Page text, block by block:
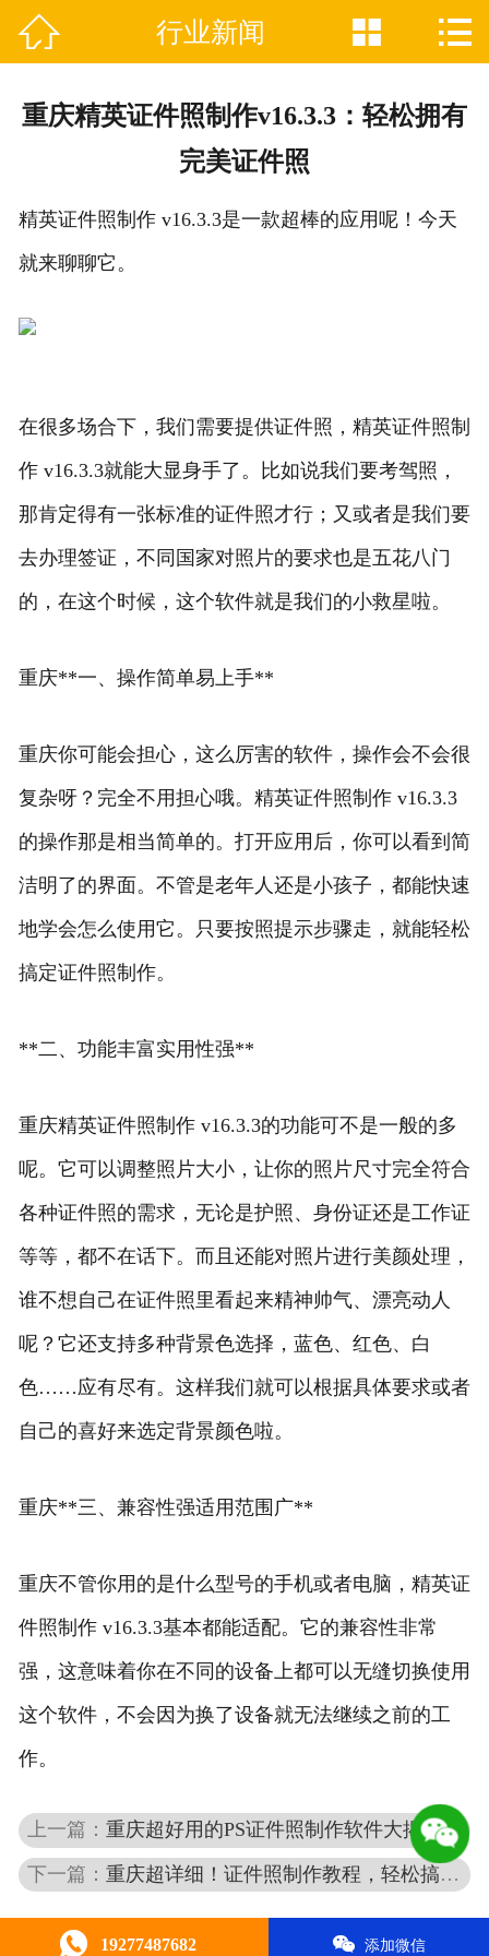
网站首页
 行业新闻  
重庆精英证件照制作v16.3.3：轻松拥有
完美证件照
精英证件照制作 v16.3.3是一款超棒的应用呢！今天
就来聊聊它。
在很多场合下，我们需要提供证件照，精英证件照制
作 v16.3.3就能大显身手了。比如说我们要考驾照，
那肯定得有一张标准的证件照才行；又或者是我们要
去办理签证，不同国家对照片的要求也是五花八门
的，在这个时候，这个软件就是我们的小救星啦。
重庆**一、操作简单易上手**
重庆你可能会担心，这么厉害的软件，操作会不会很
复杂呀？完全不用担心哦。精英证件照制作 v16.3.3
的操作那是相当简单的。打开应用后，你可以看到简
洁明了的界面。不管是老年人还是小孩子，都能快速
地学会怎么使用它。只要按照提示步骤走，就能轻松
搞定证件照制作。
**二、功能丰富实用性强**
重庆精英证件照制作 v16.3.3的功能可不是一般的多
呢。它可以调整照片大小，让你的照片尺寸完全符合
各种证件照的需求，无论是护照、身份证还是工作证
等等，都不在话下。而且还能对照片进行美颜处理，
谁不想自己在证件照里看起来精神帅气、漂亮动人
呢？它还支持多种背景色选择，蓝色、红色、白
色……应有尽有。这样我们就可以根据具体要求或者
自己的喜好来选定背景颜色啦。
重庆**三、兼容性强适用范围广**
重庆不管你用的是什么型号的手机或者电脑，精英证
件照制作 v16.3.3基本都能适配。它的兼容性非常
强，这意味着你在不同的设备上都可以无缝切换使用
这个软件，不会因为换了设备就无法继续之前的工
作。
上一篇：重庆超好用的PS证件照制作软件大揭秘
下一篇：重庆超详细！证件照制作教程，轻松搞定美照
19277487682 添加微信